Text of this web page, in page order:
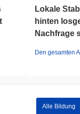
Lokale
hinten
Nachfrage
Den gesamten
Alle Bildung